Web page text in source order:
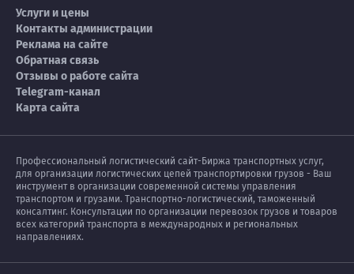
Услуги и цены
Контакты администрации
Реклама на сайте
Обратная связь
Отзывы о работе сайта
Telegram-канал
Карта сайта
Профессиональный логистический сайт-Биржа транспортных услуг,
для организации логистических цепей транспортировки грузов - Ваш
инструмент в организации современной системы управления
транспортом и грузами. Транспортно-логистический, таможенный
консалтинг. Консультации по организации перевозок грузов и товаров
всех категорий транспорта в международных и региональных
направлениях.